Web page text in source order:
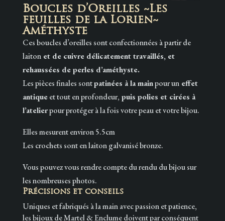
Boucles d’Oreilles ~Les
feuilles de la Lorien~
Améthyste
Ces boucles d’oreilles sont confectionnées à partir de
laitonet de cuivre délicatement travaillés, et
rehaussées de perles d’améthyste.
Les pièces finales sontpatinées à la mainpour uneffet
antiqueet tout en profondeur, puis polies et cirées à
l’atelierpour protéger à la fois votre peau et votre bijou.
Elles mesurent environ 5.5cm
Les crochets sont en laiton galvanisé bronze.
Vous pouvez vous rendre compte du rendu du bijou sur
les nombreuses photos.
Précisions et conseils
Uniques et fabriqués à la main avec passion et patience,
les bijoux de Martel & Enclume doivent par conséquent